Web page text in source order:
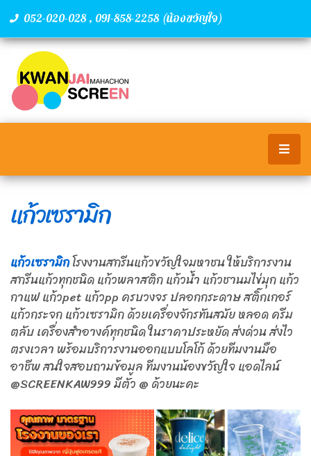
052-020-028 , 091-858-2258 (น้องขวัญใจ)
แก้วเซรามิก
แก้วเซรามิกโรงงานสกรีนแก้วขวัญใจมหาชน ให้บริการงาน
สกรีนแก้วทุกชนิด แก้วพลาสติก แก้วน้ำ แก้วชานมไข่มุก แก้ว
กาแฟ แก้วpet แก้วpp ครบวงจร ปลอกกระดาษ สติ๊กเกอร์
แก้วกระจก แก้วเซรามิก ด้วยเครื่องจักรทันสมัย หลอด ครีม
ตลับ เครื่องสำอางค์ทุกชนิด ในราคาประหยัด ส่งด่วน ส่งไว
ตรงเวลา พร้อมบริการงานออกแบบโลโก้ ด้วยทีมงานมือ
อาชีพ สนใจสอบถามข้อมูล ทีมงานน้องขวัญใจ แอดไลน์
@SCREENKAW999 มีตัว @ ด้วยนะคะ